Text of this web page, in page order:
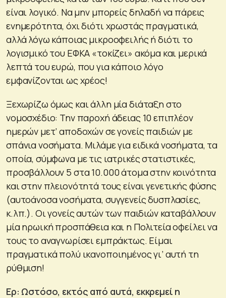
είναι λογικό. Να μην μπορείς δηλαδή να πάρεις
ενημερότητα, όχι διότι χρωστάς πραγματικά,
αλλά λόγω κάποιας μικροοφειλής ή διότι το
λογισμικό του ΕΦΚΑ «τοκίζει» ακόμα και μερικά
λεπτά του ευρώ, που για κάποιο λόγο
εμφανίζονται ως χρέος!
Ξεχωρίζω όμως και άλλη μία διάταξη στο
νομοσχέδιο: Την παροχή άδειας 10 επιπλέον
ημερών μετ’ αποδοχών σε γονείς παιδιών με
σπάνια νοσήματα. Μιλάμε για ειδικά νοσήματα, τα
οποία, σύμφωνα με τις ιατρικές στατιστικές,
προσβάλλουν 5 στα 10.000 άτομα στην κοινότητα
και στην πλειονότητά τους είναι γενετικής φύσης
(αυτοάνοσα νοσήματα, συγγενείς δυσπλασίες,
κ.λπ.). Οι γονείς αυτών των παιδιών καταβάλλουν
μία ηρωική προσπάθεια και η Πολιτεία οφείλει να
τους το αναγνωρίσει εμπράκτως. Είμαι
πραγματικά πολύ ικανοποιημένος γι’ αυτή τη
ρύθμιση!
Ερ: Ωστόσο, εκτός από αυτά, εκκρεμεί η